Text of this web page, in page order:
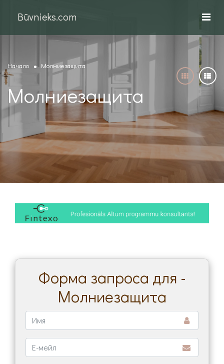
Būvnieks.com
Начало Молниезащита
Молниезащита
Форма запроса для -
Молниезащита